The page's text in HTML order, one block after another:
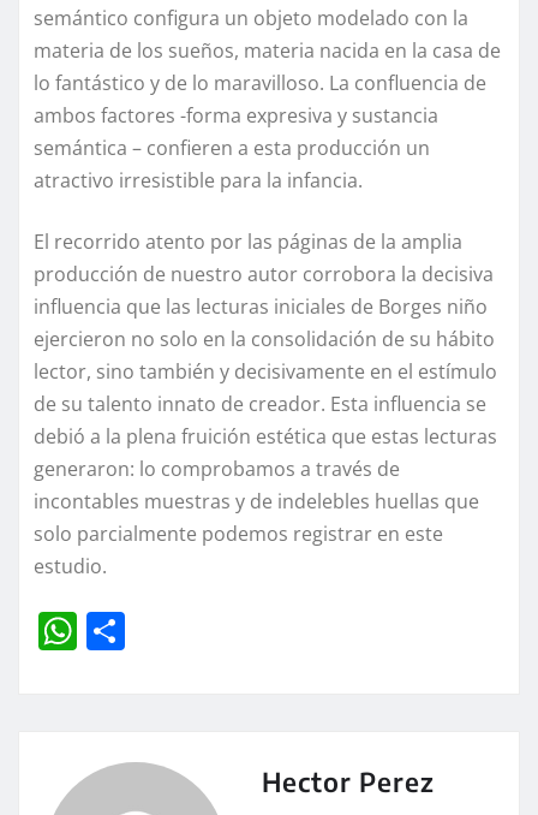
semántico configura un objeto modelado con la
materia de los sueños, materia nacida en la casa de
lo fantástico y de lo maravilloso. La confluencia de
ambos factores -forma expresiva y sustancia
semántica – confieren a esta producción un
atractivo irresistible para la infancia.
El recorrido atento por las páginas de la amplia
producción de nuestro autor corrobora la decisiva
influencia que las lecturas iniciales de Borges niño
ejercieron no solo en la consolidación de su hábito
lector, sino también y decisivamente en el estímulo
de su talento innato de creador. Esta influencia se
debió a la plena fruición estética que estas lecturas
generaron: lo comprobamos a través de
incontables muestras y de indelebles huellas que
solo parcialmente podemos registrar en este
estudio.
W
A Hector Perez